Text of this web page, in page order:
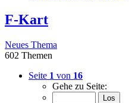
F-Kart
Neues Thema
602 Themen
Seite 1 von 16
Gehe zu Seite: